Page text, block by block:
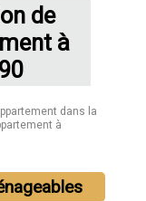
de
à
dans la
à